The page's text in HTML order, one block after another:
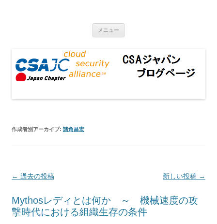
メニュー
作成者別アーカイブ: 諸角昌宏
投稿ナビゲーション
← 過去の投稿 新しい投稿 →
Mythosレディとは何か ～ 機械速度の攻
撃時代における組織生存の条件